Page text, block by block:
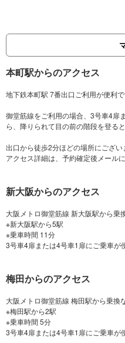
本町駅からのアクセス
地下鉄本町駅 7番出口ご利用が便利で
御堂筋線をご利用の場合、3号車4扉
ら、降りられて目の前の階段を登る
出口から徒歩2分ほどの場所にござい
新大阪からのアクセス
大阪メトロ御堂筋線 新大阪駅から乗
※新大阪駅から5駅
※乗車時間 11分
梅田からのアクセス
大阪メトロ御堂筋線 梅田駅から乗換
※梅田駅から2駅
※乗車時間 5分